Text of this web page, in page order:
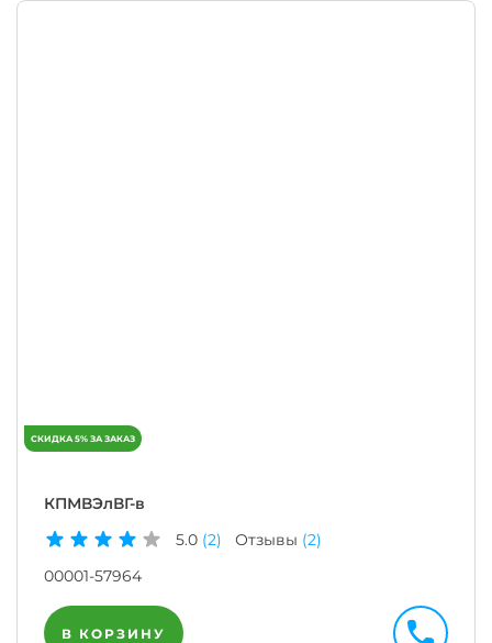
КПМВЭлВГ-в
5.0 (2) Отзывы (2)
00001-57964
В КОРЗИНУ